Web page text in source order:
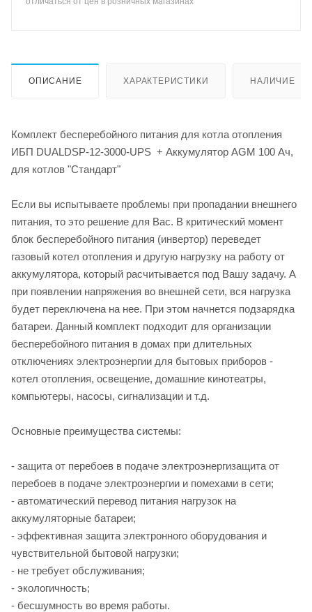
ОПИСАНИЕ ХАРАКТЕРИСТИКИ НАЛИЧИЕ
Комплект бесперебойного питания для котла отопления
ИБП DUALDSP-12-3000-UPS + Аккумулятор AGM 100 Ач,
для котлов "Стандарт"
Если вы испытываете проблемы при пропадании внешнего
питания, то это решение для Вас. В критический момент
блок бесперебойного питания (инвертор) переведет
газовый котел отопления и другую нагрузку на работу от
аккумулятора, который расчитывается под Вашу задачу. А
при появлении напряжения во внешней сети, вся нагрузка
будет переключена на нее. При этом начнется подзарядка
батареи. Данный комплект подходит для организации
бесперебойного питания в домах при длительных
отключениях электроэнергии для бытовых приборов -
котел отопления, освещение, домашние кинотеатры,
компьютеры, насосы, сигнализации и т.д.
Основные преимущества системы:
- защита от перебоев в подаче электроэнергизащита от
перебоев в подаче электроэнергии и помехами в сети;
- автоматический перевод питания нагрузок на
аккумуляторные батареи;
- эффективная защита электронного оборудования и
чувствительной бытовой нагрузки;
- не требует обслуживания;
- экологичность;
- бесшумность во время работы.